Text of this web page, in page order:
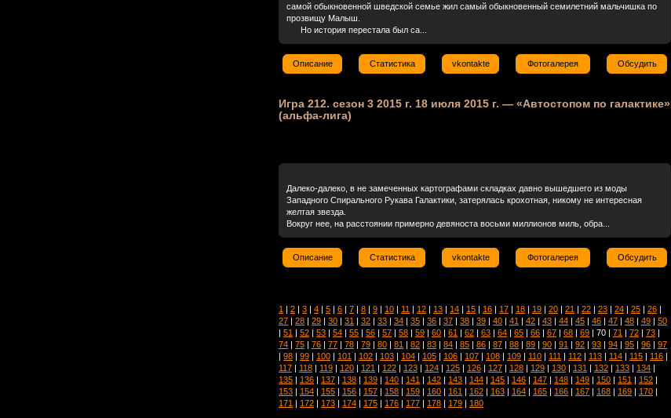
самой обыкновенной шведской семье жил самый обыкновенный семилетний мальчишка по
прозвищу Малыш.
Но история перестала был са...
Описание Статистика vkontakte Фотогалерея Обсудить
Игра 212. сезон 3 2015 г. 18 июля 2015 г. — «Автостопом по галактике»
(альфа-лига)
Далеко-далеко, в не замеченных картографами складках давно вышедшего из моды
Западного Спирального Рукава Галактики, затерялась крохотная, никому не интересная
желтая звезда.
Вокруг нее, на расстоянии примерно девяноста восьми миллионов миль, обра...
Описание Статистика vkontakte Фотогалерея Обсудить
1 | 2 | 3 | 4 | 5 | 6 | 7 | 8 | 9 | 10 | 11 | 12 | 13 | 14 | 15 | 16 | 17 | 18 | 19 | 20 | 21 | 22 | 23 | 24 | 25 | 26 |
27 | 28 | 29 | 30 | 31 | 32 | 33 | 34 | 35 | 36 | 37 | 38 | 39 | 40 | 41 | 42 | 43 | 44 | 45 | 46 | 47 | 48 | 49 | 50
| 51 | 52 | 53 | 54 | 55 | 56 | 57 | 58 | 59 | 60 | 61 | 62 | 63 | 64 | 65 | 66 | 67 | 68 | 69 | 70 | 71 | 72 | 73 |
74 | 75 | 76 | 77 | 78 | 79 | 80 | 81 | 82 | 83 | 84 | 85 | 86 | 87 | 88 | 89 | 90 | 91 | 92 | 93 | 94 | 95 | 96 | 97
| 98 | 99 | 100 | 101 | 102 | 103 | 104 | 105 | 106 | 107 | 108 | 109 | 110 | 111 | 112 | 113 | 114 | 115 | 116 |
117 | 118 | 119 | 120 | 121 | 122 | 123 | 124 | 125 | 126 | 127 | 128 | 129 | 130 | 131 | 132 | 133 | 134 |
135 | 136 | 137 | 138 | 139 | 140 | 141 | 142 | 143 | 144 | 145 | 146 | 147 | 148 | 149 | 150 | 151 | 152 |
153 | 154 | 155 | 156 | 157 | 158 | 159 | 160 | 161 | 162 | 163 | 164 | 165 | 166 | 167 | 168 | 169 | 170 |
171 | 172 | 173 | 174 | 175 | 176 | 177 | 178 | 179 | 180